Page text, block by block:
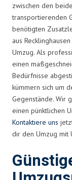
zwischen den
transportierenden
benötigten
aus
Umzug. Als
einen
Bedürfnisse
kümmern sich um
Gegenstände. Wir
einen pünktlichen
Kontaktiere uns
dir den Umzug mit